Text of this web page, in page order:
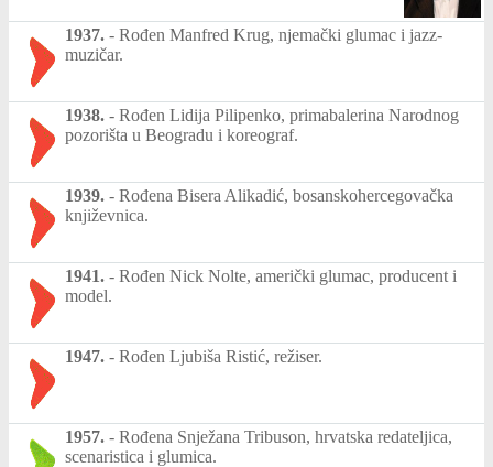
1937. - Rođen Manfred Krug, njemački glumac i jazz-
muzičar.
1938. - Rođen Lidija Pilipenko, primabalerina Narodnog
pozorišta u Beogradu i koreograf.
1939. - Rođena Bisera Alikadić, bosanskohercegovačka
književnica.
1941. - Rođen Nick Nolte, američki glumac, producent i
model.
1947. - Rođen Ljubiša Ristić, režiser.
1957. - Rođena Snježana Tribuson, hrvatska redateljica,
scenaristica i glumica.